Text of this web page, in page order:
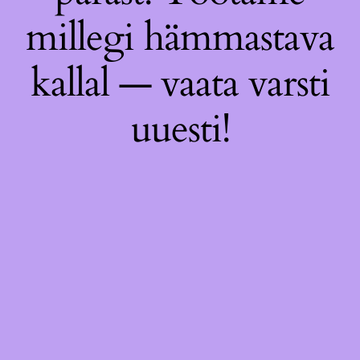
millegi hämmastava
kallal — vaata varsti
uuesti!